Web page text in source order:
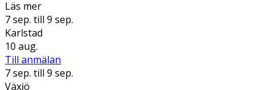
Läs mer
7 sep. till 9 sep.
Karlstad
10 aug.
Till anmälan
7 sep. till 9 sep.
Växjö